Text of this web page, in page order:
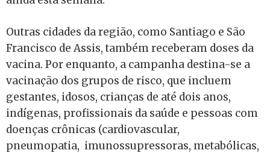
Outras cidades da região, como Santiago e São
Francisco de Assis, também receberam doses da
vacina. Por enquanto, a campanha destina-se a
vacinação dos grupos de risco, que incluem
gestantes, idosos, crianças de até dois anos,
indígenas, profissionais da saúde e pessoas com
doenças crônicas (cardiovascular,
pneumopatia, imunossupressoras, metabólicas,